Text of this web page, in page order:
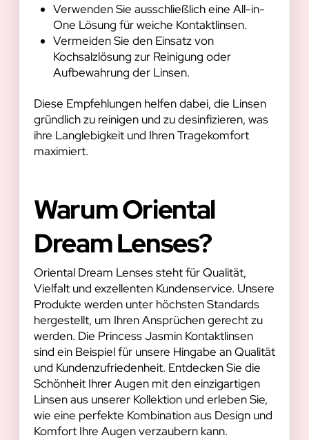
Verwenden Sie ausschließlich eine All-in-
One Lösung für weiche Kontaktlinsen.
Vermeiden Sie den Einsatz von
Kochsalzlösung zur Reinigung oder
Aufbewahrung der Linsen.
Diese Empfehlungen helfen dabei, die Linsen
gründlich zu reinigen und zu desinfizieren, was
ihre Langlebigkeit und Ihren Tragekomfort
maximiert.
Warum Oriental
Dream Lenses?
Oriental Dream Lenses steht für Qualität,
Vielfalt und exzellenten Kundenservice. Unsere
Produkte werden unter höchsten Standards
hergestellt, um Ihren Ansprüchen gerecht zu
werden. Die Princess Jasmin Kontaktlinsen
sind ein Beispiel für unsere Hingabe an Qualität
und Kundenzufriedenheit. Entdecken Sie die
Schönheit Ihrer Augen mit den einzigartigen
Linsen aus unserer Kollektion und erleben Sie,
wie eine perfekte Kombination aus Design und
Komfort Ihre Augen verzaubern kann.